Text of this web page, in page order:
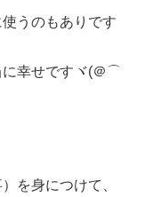
うのもありです
に幸せですヾ(＠⌒
を身につけて、